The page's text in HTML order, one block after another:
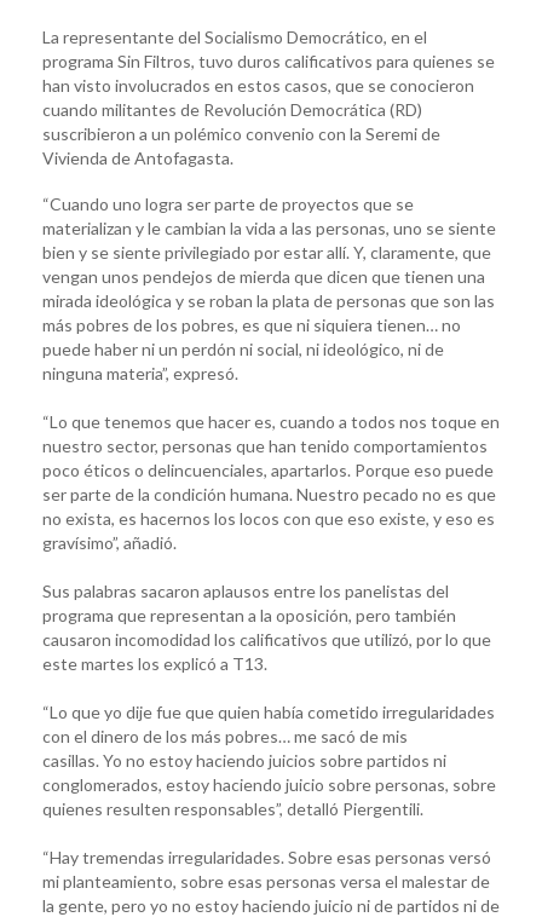
La representante del Socialismo Democrático, en el
programa Sin Filtros, tuvo duros calificativos para quienes se
han visto involucrados en estos casos, que se conocieron
cuando militantes de Revolución Democrática (RD)
suscribieron a un polémico convenio con la Seremi de
Vivienda de Antofagasta.
“Cuando uno logra ser parte de proyectos que se
materializan y le cambian la vida a las personas, uno se siente
bien y se siente privilegiado por estar allí. Y, claramente, que
vengan unos pendejos de mierda que dicen que tienen una
mirada ideológica y se roban la plata de personas que son las
más pobres de los pobres, es que ni siquiera tienen… no
puede haber ni un perdón ni social, ni ideológico, ni de
ninguna materia”, expresó.
“Lo que tenemos que hacer es, cuando a todos nos toque en
nuestro sector, personas que han tenido comportamientos
poco éticos o delincuenciales, apartarlos. Porque eso puede
ser parte de la condición humana. Nuestro pecado no es que
no exista, es hacernos los locos con que eso existe, y eso es
gravísimo”, añadió.
Sus palabras sacaron aplausos entre los panelistas del
programa que representan a la oposición, pero también
causaron incomodidad los calificativos que utilizó, por lo que
este martes los explicó a T13.
“Lo que yo dije fue que quien había cometido irregularidades
con el dinero de los más pobres… me sacó de mis
casillas. Yo no estoy haciendo juicios sobre partidos ni
conglomerados, estoy haciendo juicio sobre personas, sobre
quienes resulten responsables”, detalló Piergentili.
“Hay tremendas irregularidades. Sobre esas personas versó
mi planteamiento, sobre esas personas versa el malestar de
la gente, pero yo no estoy haciendo juicio ni de partidos ni de